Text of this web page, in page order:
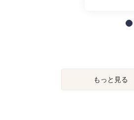
もっと見る